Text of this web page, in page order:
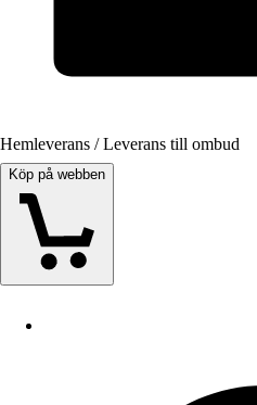
Hemleverans / Leverans till ombud
Köp på webben